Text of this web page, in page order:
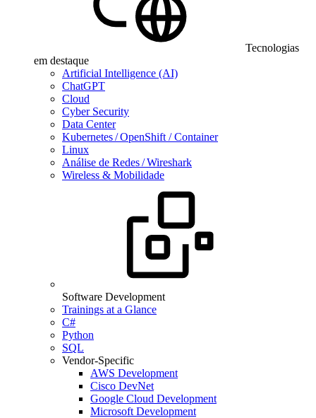
Tecnologias
em destaque
Artificial Intelligence (AI)
ChatGPT
Cloud
Cyber Security
Data Center
Kubernetes / OpenShift / Container
Linux
Análise de Redes / Wireshark
Wireless & Mobilidade
Software Development
Trainings at a Glance
C#
Python
SQL
Vendor-Specific
AWS Development
Cisco DevNet
Google Cloud Development
Microsoft Development